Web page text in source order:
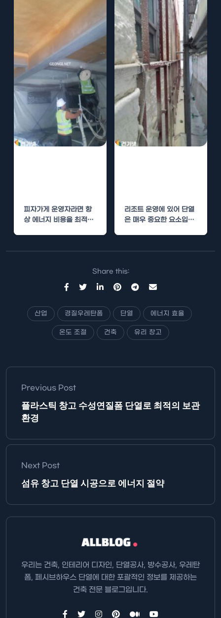
피자가게 운영자라면 항
상 에너지 비용을 최적화
에서의…
리조트 운영에 있어 단열
은 매우 중요한 요소입니
Share this:
산업 경질우레탄폼 단열 에너지 효율
온도 조절 건축 유리 창고
Previous Post
플라스틱 창고 수성연질폼 단열로 최적의 보관
환경
Next Post
섬유 창고 단열 시공으로 에너지 절약
우리는 건축, 인테리어 디자인, 단열공사, 방수공사, 우레탄
폼, 페시브하우스 단열에 대한 포괄적인 정보를 제공하는
건축 전문 블로그입니다.